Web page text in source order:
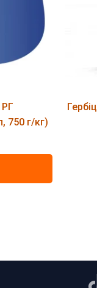
750 г/кг)